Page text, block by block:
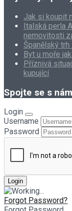
Jak si koupit
Italská perla
nemovitosti
Španělský
Byt u moře
Příznivá
kupující
Spojte se s
Login
Username
Password
Forgot Password?